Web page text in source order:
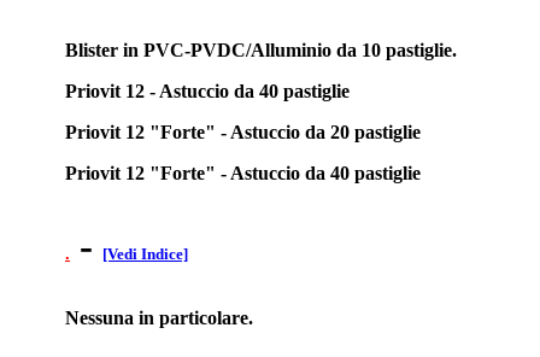
Blister in PVC-PVDC/Alluminio da 10 pastiglie.
Priovit 12 - Astuccio da 40 pastiglie
Priovit 12 "Forte" - Astuccio da 20 pastiglie
Priovit 12 "Forte" - Astuccio da 40 pastiglie
. - [Vedi Indice]
Nessuna in particolare.